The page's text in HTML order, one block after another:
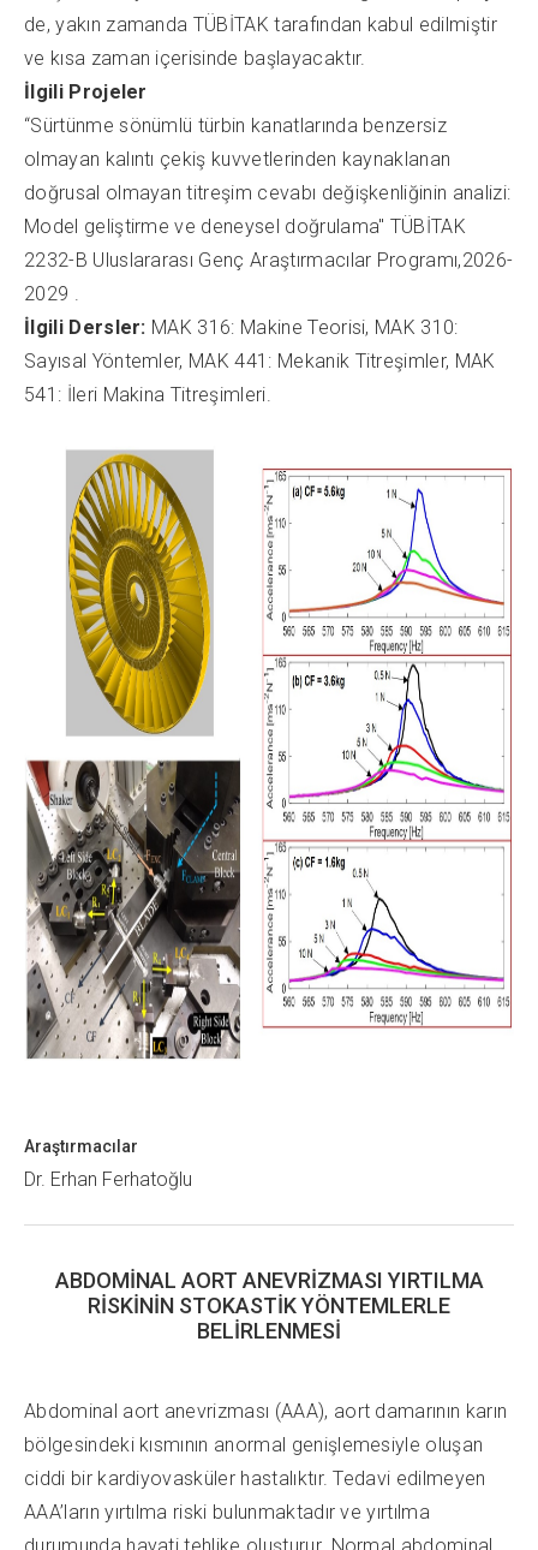
de, yakın zamanda TÜBİTAK tarafından kabul edilmiştir
ve kısa zaman içerisinde başlayacaktır.
İlgili Projeler
“Sürtünme sönümlü türbin kanatlarında benzersiz
olmayan kalıntı çekiş kuvvetlerinden kaynaklanan
doğrusal olmayan titreşim cevabı değişkenliğinin analizi:
Model geliştirme ve deneysel doğrulama" TÜBİTAK
2232-B Uluslararası Genç Araştırmacılar Programı,2026-
2029 .
İlgili Dersler: MAK 316: Makine Teorisi, MAK 310:
Sayısal Yöntemler, MAK 441: Mekanik Titreşimler, MAK
541: İleri Makina Titreşimleri.
Araştırmacılar
Dr. Erhan Ferhatoğlu
ABDOMİNAL AORT ANEVRİZMASI YIRTILMA
RİSKİNİN STOKASTİK YÖNTEMLERLE
BELİRLENMESİ
Abdominal aort anevrizması (AAA), aort damarının karın
bölgesindeki kısmının anormal genişlemesiyle oluşan
ciddi bir kardiyovasküler hastalıktır. Tedavi edilmeyen
AAA’ların yırtılma riski bulunmaktadır ve yırtılma